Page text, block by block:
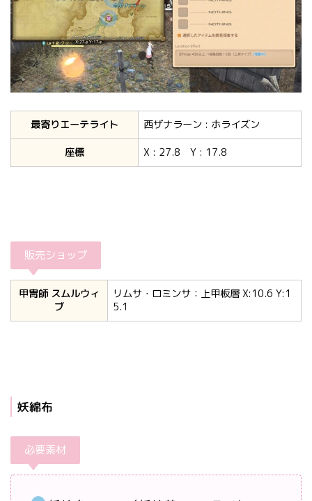
最寄りエーテライト
西ザナラーン : ホライズン
座標
X : 27.8 Y : 17.8
販売ショップ
甲冑師 スムルウィ
ブ
リムサ・ロミンサ：上甲板層 X:10.6 Y:1
5.1
妖綿布
必要素材